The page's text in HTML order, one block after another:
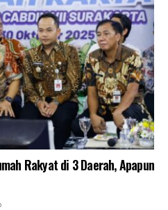
Rakyat di 3 Daerah, Apapun